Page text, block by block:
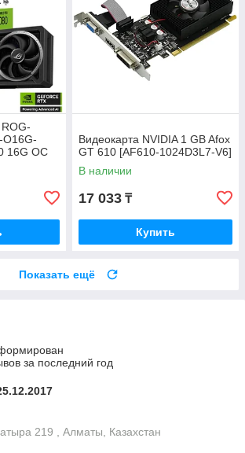
O16G-
16G OC
Видеокарта NVIDIA 1 GB Afox
GT 610 [AF610-1024D3L7-V6]
В наличии
17 033 ₸
Купить
Показать ещё
за последний год
219 , Алматы, Казахстан